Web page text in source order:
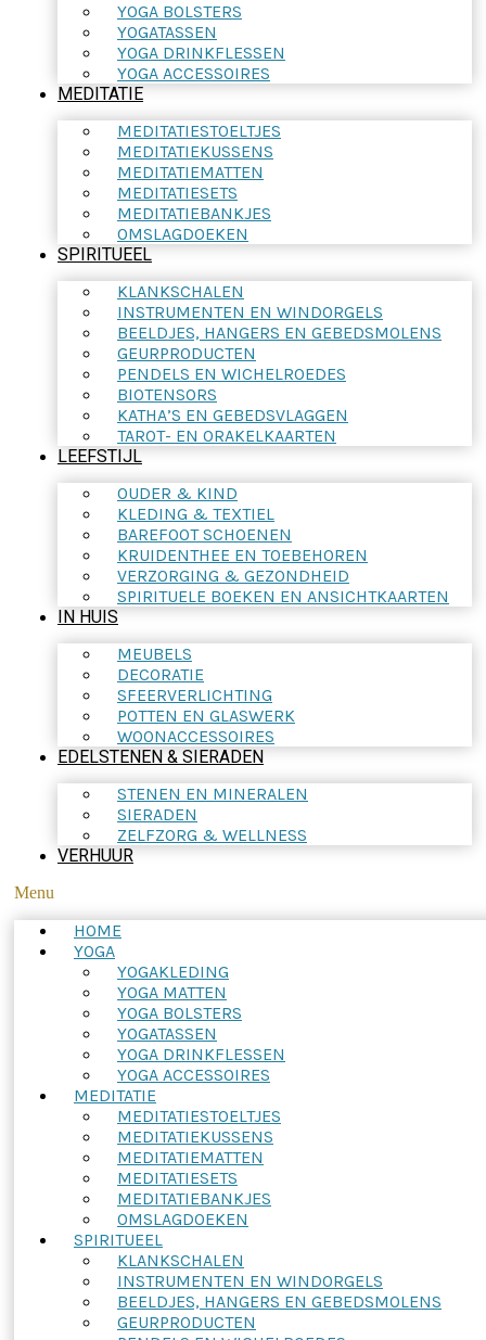
YOGA BOLSTERS
YOGATASSEN
YOGA DRINKFLESSEN
YOGA ACCESSOIRES
MEDITATIE
MEDITATIESTOELTJES
MEDITATIEKUSSENS
MEDITATIEMATTEN
MEDITATIESETS
MEDITATIEBANKJES
OMSLAGDOEKEN
SPIRITUEEL
KLANKSCHALEN
INSTRUMENTEN EN WINDORGELS
BEELDJES, HANGERS EN GEBEDSMOLENS
GEURPRODUCTEN
PENDELS EN WICHELROEDES
BIOTENSORS
KATHA’S EN GEBEDSVLAGGEN
TAROT- EN ORAKELKAARTEN
LEEFSTIJL
OUDER & KIND
KLEDING & TEXTIEL
BAREFOOT SCHOENEN
KRUIDENTHEE EN TOEBEHOREN
VERZORGING & GEZONDHEID
SPIRITUELE BOEKEN EN ANSICHTKAARTEN
IN HUIS
MEUBELS
DECORATIE
SFEERVERLICHTING
POTTEN EN GLASWERK
WOONACCESSOIRES
EDELSTENEN & SIERADEN
STENEN EN MINERALEN
SIERADEN
ZELFZORG & WELLNESS
VERHUUR
Menu
HOME
YOGA
YOGAKLEDING
YOGA MATTEN
YOGA BOLSTERS
YOGATASSEN
YOGA DRINKFLESSEN
YOGA ACCESSOIRES
MEDITATIE
MEDITATIESTOELTJES
MEDITATIEKUSSENS
MEDITATIEMATTEN
MEDITATIESETS
MEDITATIEBANKJES
OMSLAGDOEKEN
SPIRITUEEL
KLANKSCHALEN
INSTRUMENTEN EN WINDORGELS
BEELDJES, HANGERS EN GEBEDSMOLENS
GEURPRODUCTEN